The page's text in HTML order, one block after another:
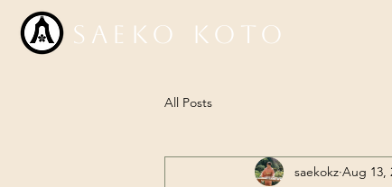
Saeko Koto
All Posts
saekokz Aug 13,